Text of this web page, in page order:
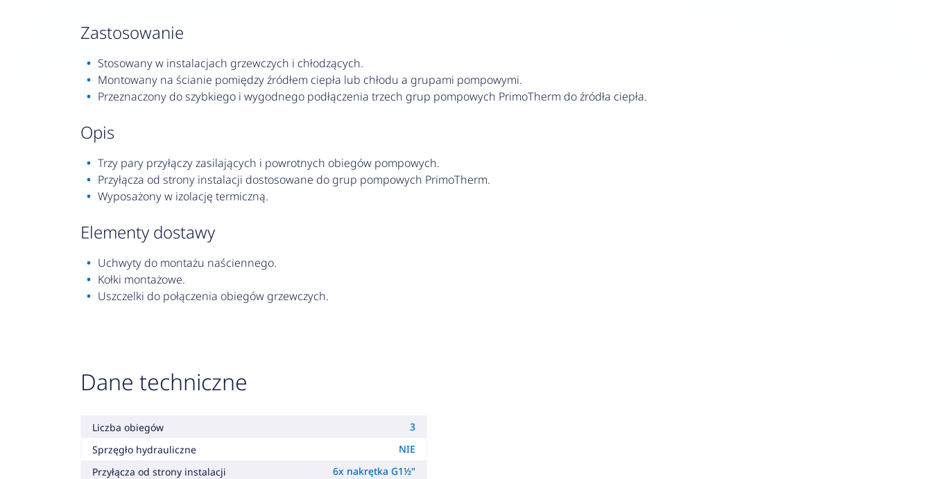
zastosowanie
Stosowany w instalacjach grzewczych i chłodzących.
Montowany na ścianie pomiędzy źródłem ciepła lub chłodu a grupami pompowymi.
Przeznaczony do szybkiego i wygodnego podłączenia trzech grup pompowych PrimoTherm do źródła ciepła.
opis
Trzy pary przyłączy zasilających i powrotnych obiegów pompowych.
Przyłącza od strony instalacji dostosowane do grup pompowych PrimoTherm.
Wyposażony w izolację termiczną.
elementy dostawy
Uchwyty do montażu naściennego.
Kołki montażowe.
Uszczelki do połączenia obiegów grzewczych.
Dane techniczne
Liczba obiegów
3
Sprzęgło hydrauliczne
NIE
Przyłącza od strony instalacji
6x nakrętka G1½"